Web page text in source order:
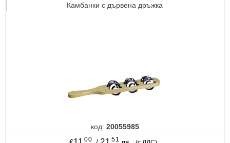
Камбанки с дървена дръжка
код: 20055985
00 51